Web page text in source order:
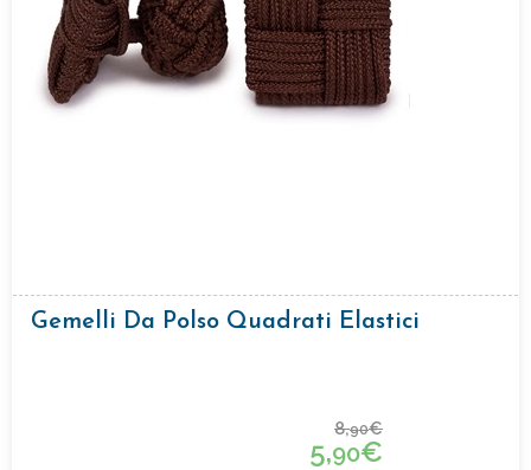
Gemelli Da Polso Quadrati Elastici
8,90€
5,90€